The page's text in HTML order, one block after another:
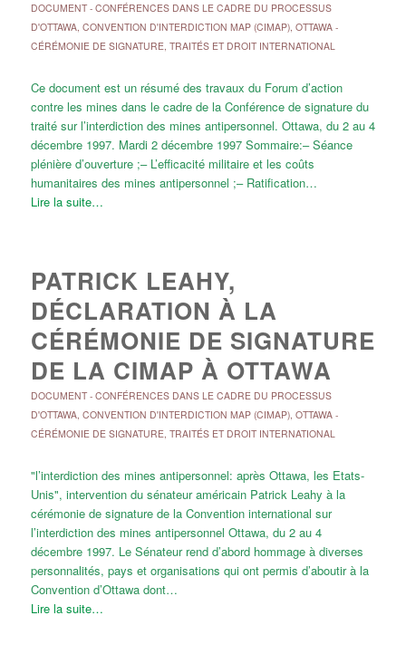
DOCUMENT- CONFÉRENCES DANS LE CADRE DU PROCESSUS
D'OTTAWA, CONVENTION D'INTERDICTION MAP (CIMAP), OTTAWA -
CÉRÉMONIE DE SIGNATURE, TRAITÉS ET DROIT INTERNATIONAL
Ce document est un résumé des travaux du Forum d’action
contre les mines dans le cadre de la Conférence de signature du
traité sur l’interdiction des mines antipersonnel. Ottawa, du 2 au 4
décembre 1997. Mardi 2 décembre 1997 Sommaire:– Séance
plénière d’ouverture ;– L’efficacité militaire et les coûts
humanitaires des mines antipersonnel ;– Ratification…
Lire la suite…
PATRICK LEAHY,
DÉCLARATION À LA
CÉRÉMONIE DE SIGNATURE
DE LA CIMAP À OTTAWA
DOCUMENT- CONFÉRENCES DANS LE CADRE DU PROCESSUS
D'OTTAWA, CONVENTION D'INTERDICTION MAP (CIMAP), OTTAWA -
CÉRÉMONIE DE SIGNATURE, TRAITÉS ET DROIT INTERNATIONAL
"l’interdiction des mines antipersonnel: après Ottawa, les Etats-
Unis", intervention du sénateur américain Patrick Leahy à la
cérémonie de signature de la Convention international sur
l’interdiction des mines antipersonnel Ottawa, du 2 au 4
décembre 1997. Le Sénateur rend d’abord hommage à diverses
personnalités, pays et organisations qui ont permis d’aboutir à la
Convention d’Ottawa dont…
Lire la suite…